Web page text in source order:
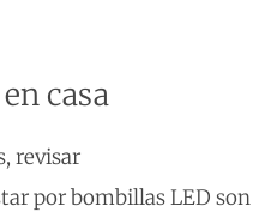
casa
revisar
por bombillas LED son